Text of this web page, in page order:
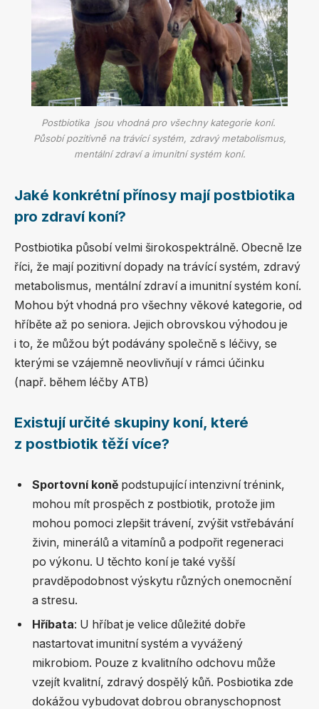
Postbiotika jsou vhodná pro všechny kategorie koní.
Působí pozitivně na trávící systém, zdravý metabolismus,
mentální zdraví a imunitní systém koní.
Jaké konkrétní přínosy mají postbiotika
pro zdraví koní?
Postbiotika působí velmi širokospektrálně. Obecně lze
říci, že mají pozitivní dopady na trávící systém, zdravý
metabolismus, mentální zdraví a imunitní systém koní.
Mohou být vhodná pro všechny věkové kategorie, od
hříběte až po seniora. Jejich obrovskou výhodou je
i to, že můžou být podávány společně s léčivy, se
kterými se vzájemně neovlivňují v rámci účinku
(např. během léčby ATB)
Existují určité skupiny koní, které
z postbiotik těží více?
Sportovní koně podstupující intenzivní trénink,
mohou mít prospěch z postbiotik, protože jim
mohou pomoci zlepšit trávení, zvýšit vstřebávání
živin, minerálů a vitamínů a podpořit regeneraci
po výkonu. U těchto koní je také vyšší
pravděpodobnost výskytu různých onemocnění
a stresu.
Hříbata: U hříbat je velice důležité dobře
nastartovat imunitní systém a vyvážený
mikrobiom. Pouze z kvalitního odchovu může
vzejít kvalitní, zdravý dospělý kůň. Posbiotika zde
dokážou vybudovat dobrou obranyschopnost